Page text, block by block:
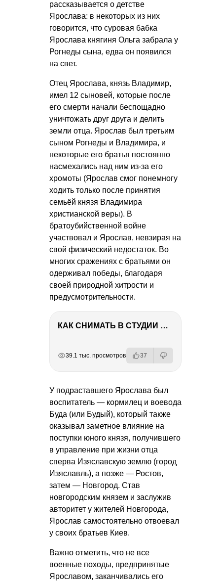
рассказывается о детстве
Ярослава: в некоторых из них
говорится, что суровая бабка
Ярослава княгиня Ольга забрала у
Рогнеды сына, едва он появился
на свет.
Отец Ярослава, князь Владимир,
имел 12 сыновей, которые после
его смерти начали беспощадно
уничтожать друг друга и делить
земли отца. Ярослав был третьим
сыном Рогнеды и Владимира, и
некоторые его братья постоянно
насмехались над ним из-за его
хромоты (Ярослав смог понемногу
ходить только после принятия
семьёй князя Владимира
христианской веры). В
братоубийственной войне
участвовал и Ярослав, невзирая на
свой физический недостаток. Во
многих сражениях с братьями он
одерживал победы, благодаря
своей природной хитрости и
предусмотрительности.
КАК СНИМАТЬ В СТУДИИ СО ВСПЫШКАМИ
39.1 тыс. просмотров 37
У подраставшего Ярослава был
воспитатель — кормилец и воевода
Буда (или Будый), который также
оказывал заметное влияние на
поступки юного князя, получившего
в управление при жизни отца
сперва Изяславскую землю (город
Изяславль), а позже — Ростов,
затем — Новгород. Став
новгородским князем и заслужив
авторитет у жителей Новгорода,
Ярослав самостоятельно отвоевал
у своих братьев Киев.
Важно отметить, что не все
военные походы, предпринятые
Ярославом, заканчивались его